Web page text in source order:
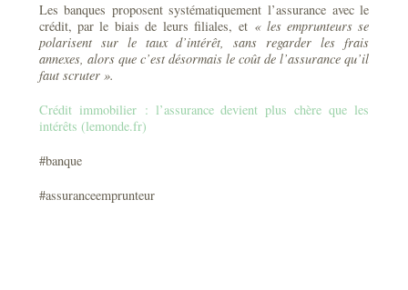
Les banques proposent systématiquement l’assurance avec le
crédit, par le biais de leurs filiales, et « les emprunteurs se
polarisent sur le taux d’intérêt, sans regarder les frais
annexes, alors que c’est désormais le coût de l’assurance qu’il
faut scruter ».
Crédit immobilier : l’assurance devient plus chère que les
intérêts (lemonde.fr)
#banque
#assuranceemprunteur